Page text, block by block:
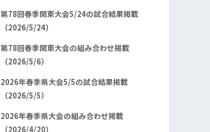
第78回春季関東大会5/24の試合結果掲載
（2026/5/24）
第78回春季関東大会の組み合わせ掲載
（2026/5/6）
2026年春季県大会5/5の試合結果掲載
（2026/5/5）
2026年春季県大会の組み合わせ掲載
（2026/4/20）